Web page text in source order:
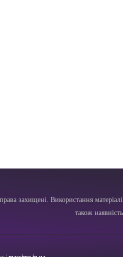
захищені. Використання
також